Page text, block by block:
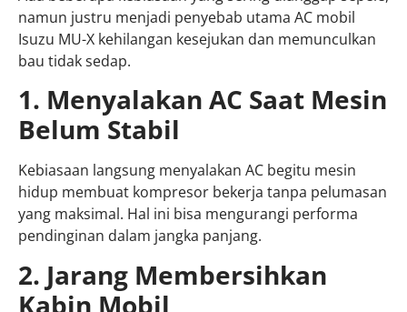
namun justru menjadi penyebab utama AC mobil
Isuzu MU-X kehilangan kesejukan dan memunculkan
bau tidak sedap.
1. Menyalakan AC Saat Mesin
Belum Stabil
Kebiasaan langsung menyalakan AC begitu mesin
hidup membuat kompresor bekerja tanpa pelumasan
yang maksimal. Hal ini bisa mengurangi performa
pendinginan dalam jangka panjang.
2. Jarang Membersihkan
Kabin Mobil